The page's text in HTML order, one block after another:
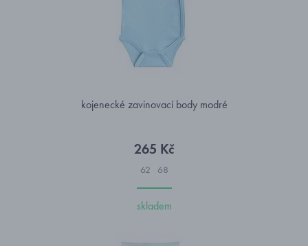
kojenecké zavinovací body modré
265 Kč
62 68
skladem